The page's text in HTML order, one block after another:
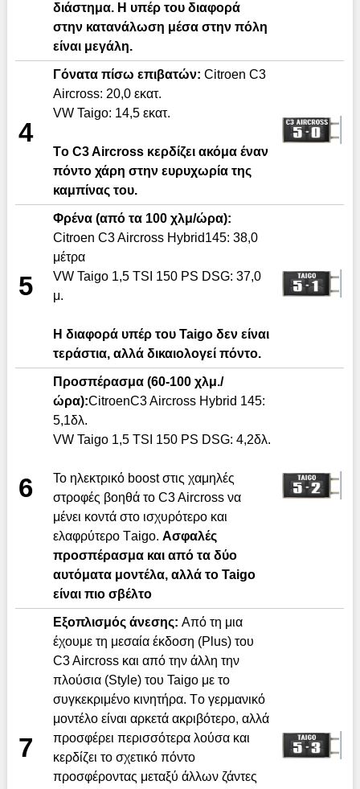
διάστημα. Η υπέρ του διαφορά
στην κατανάλωση μέσα στην πόλη
είναι μεγάλη.
4
Γόνατα πίσω επιβατών: Citroen C3
Aircross: 20,0 εκατ.
VW Taigo: 14,5 εκατ.
Tο C3 Aircross κερδίζει ακόμα έναν
πόντο χάρη στην ευρυχωρία της
καμπίνας του.
5
Φρένα (από τα 100 χλμ/ώρα):
Citroen C3 Aircross Hybrid145: 38,0
μέτρα
VW Taigo 1,5 TSI 150 PS DSG: 37,0
μ.
Η διαφορά υπέρ του Taigo δεν είναι
τεράστια, αλλά δικαιολογεί πόντο.
6
Προσπέρασμα(60-100 χλμ./
ώρα):CitroenC3 Aircross Hybrid 145:
5,1δλ.
VW Taigo 1,5 TSI 150 PS DSG: 4,2δλ.
Το ηλεκτρικό boost στις χαμηλές
στροφές βοηθά το C3 Aircross να
μένει κοντά στο ισχυρότερο και
ελαφρύτερο Τaigo. Ασφαλές
προσπέρασμα και από τα δύο
αυτόματα μοντέλα, αλλά το Taigo
είναι πιο σβέλτο
7
Εξοπλισμός άνεσης: Aπό τη μια
έχουμε τη μεσαία έκδοση (Plus) του
C3 Aircross και από την άλλη την
πλούσια (Style) του Taigo με το
συγκεκριμένο κινητήρα. Tο γερμανικό
μοντέλο είναι αρκετά ακριβότερο, αλλά
προσφέρει περισσότερα λούσα και
κερδίζει το σχετικό πόντο
προσφέροντας μεταξύ άλλων ζάντες